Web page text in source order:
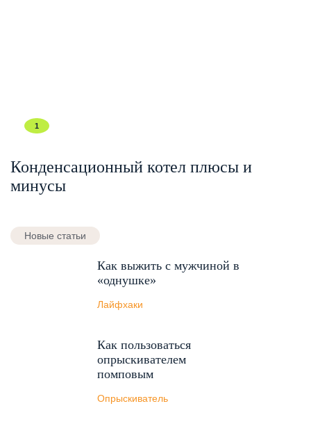
1
Конденсационный котел плюсы и
минусы
Новые статьи
Как выжить с мужчиной в
«однушке»
Лайфхаки
Как пользоваться
опрыскивателем
помповым
Опрыскиватель